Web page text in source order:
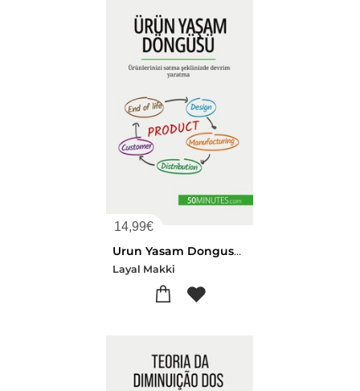
14,99€
Urun Yasam Dongusu : Urunlerinizi Satma Seklinizde Devrim Yaratma
Layal Makki